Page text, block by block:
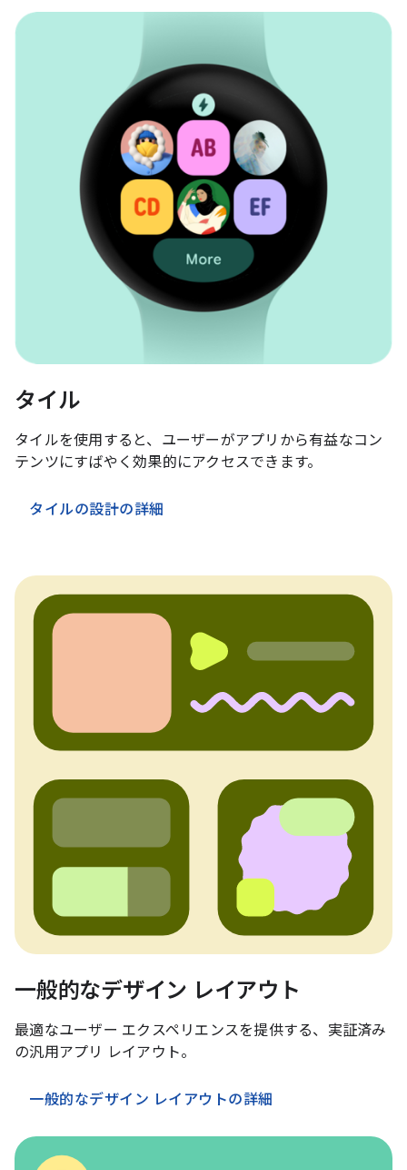
タイル
タイルを使用すると、ユーザーがアプリから有益なコン
テンツにすばやく効果的にアクセスできます。
タイルの設計の詳細
一般的なデザイン レイアウト
最適なユーザー エクスペリエンスを提供する、実証済み
の汎用アプリ レイアウト。
一般的なデザイン レイアウトの詳細